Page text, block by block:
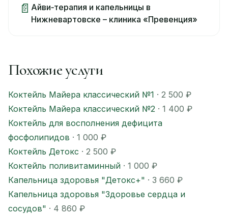
📄 Айви‑терапия и капельницы в
Нижневартовске – клиника «Превенция»
Похожие услуги
Коктейль Майера классический №1 · 2 500 ₽
Коктейль Майера классический №2 · 1 400 ₽
Коктейль для восполнения дефицита
фосфолипидов · 1 000 ₽
Коктейль Детокс · 2 500 ₽
Коктейль поливитаминный · 1 000 ₽
Капельница здоровья "Детокс+" · 3 660 ₽
Капельница здоровья "Здоровье сердца и
сосудов" · 4 860 ₽